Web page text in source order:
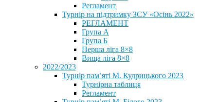
Регламент
Турнір на підтримку ЗСУ «Осінь 2022»
РЕГЛАМЕНТ
Група А
Група Б
Перша ліга 8×8
Вища ліга 8×8
2022/2023
Турнір пам’яті М. Кудрицького 2023
Турнірна таблиця
Регламент